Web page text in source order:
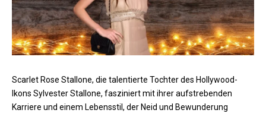
Scarlet Rose Stallone, die talentierte Tochter des Hollywood-
Ikons Sylvester Stallone, fasziniert mit ihrer aufstrebenden
Karriere und einem Lebensstil, der Neid und Bewunderung